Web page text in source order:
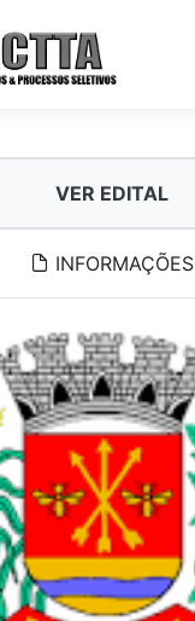
VER EDITAL
INFORMAÇÕES